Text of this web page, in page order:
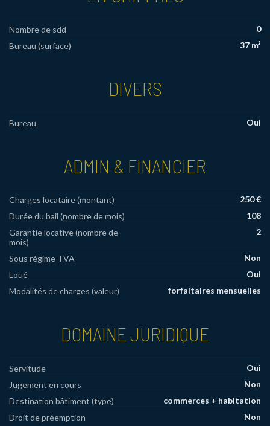
Nombre de sdd
0
Bureau (surface)
37 m²
DIVERS
Bureau Oui
ADMIN & FINANCIER
Charges locataire (montant)
250 €
Durée du bail (nombre de mois)
108
Garantie locative (nombre de
mois)
2
Sous régime TVA
Non
Loué
Oui
Modalités de charges (valeur)
forfaitaires mensuelles
DOMAINE JURIDIQUE
Servitude
Oui
Jugement en cours
Non
Destination bâtiment (type)
commerces + habitation
Droit de préemption
Non